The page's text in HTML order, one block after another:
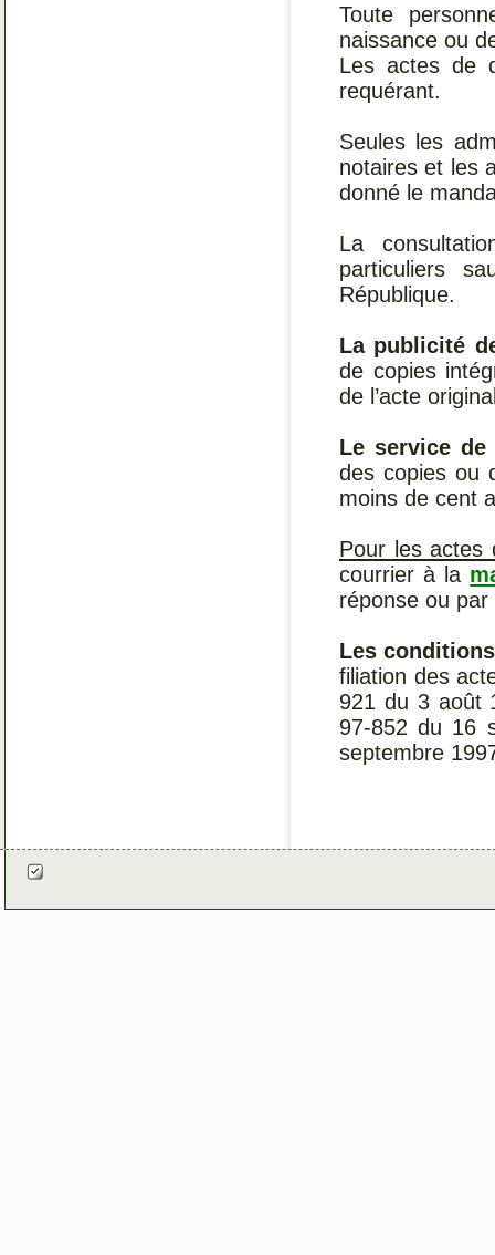
Toute
naissance ou
Les actes de
requérant.
Seules les
notaires et les
donné le
La
particuliers
République.
La publicité
de copies
de l’acte
Le service
des copies ou
moins de cent
Pour les actes
courrier à la
réponse ou
Les
filiation des
921 du 3 août
97-852 du 16
septembre